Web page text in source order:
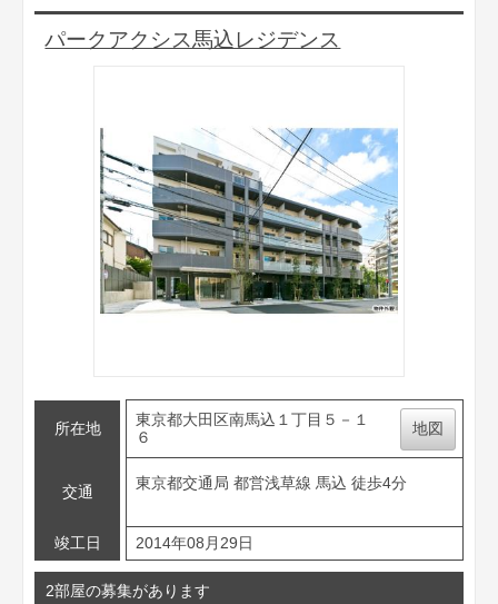
パークアクシス馬込レジデンス
所在地
東京都大田区南馬込１丁目５－１
６
地図
交通
東京都交通局 都営浅草線 馬込 徒歩4分
竣工日 2014年08月29日
2部屋の募集があります